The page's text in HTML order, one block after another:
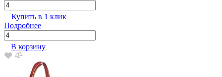
Купить в 1 клик
Подробнее
В корзину